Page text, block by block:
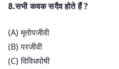
8.सभी कवक सदैव होते हैं ?
(A) मृतोपजीवी
(B) परजीवी
(C) विविधपोषी